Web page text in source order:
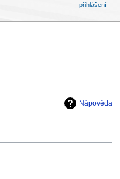
Nápověda
přihlášení